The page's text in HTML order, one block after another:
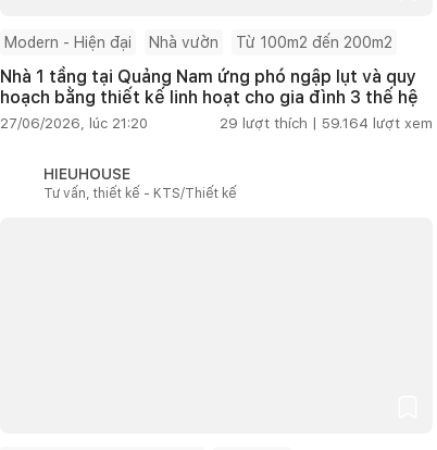
Modern - Hiện đại Nhà vườn Từ 100m2 đến 200m2
Nhà 1 tầng tại Quảng Nam ứng phó ngập lụt và quy
hoạch bằng thiết kế linh hoạt cho gia đình 3 thế hệ
27/06/2026, lúc 21:20 29 lượt thích | 59.164 lượt xem
HIEUHOUSE
Tư vấn, thiết kế - KTS/Thiết kế